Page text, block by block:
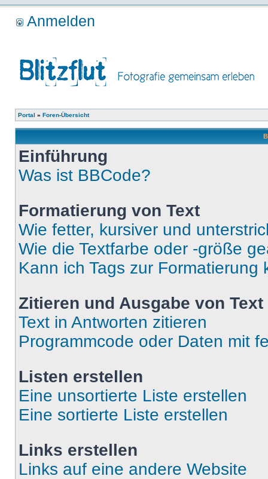
Anmelden
Portal » Foren-Übersicht
Einführung
Was ist BBCode?
Formatierung von Text
Wie fetter, kursiver und
Wie die Textfarbe oder -größe
Kann ich Tags zur Formatierung
Zitieren und Ausgabe von
Text in Antworten zitieren
Programmcode oder Daten mit
Listen erstellen
Eine unsortierte Liste erstellen
Eine sortierte Liste erstellen
Links erstellen
Links auf eine andere Website